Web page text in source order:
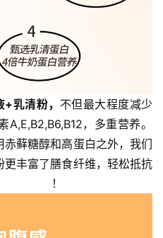
乳清粉， 不但最大程度减少
，多重营养。
藓糖醇和高蛋白之外，我们
丰富了膳食纤维，轻松抵抗
！